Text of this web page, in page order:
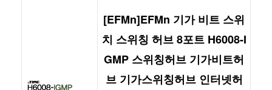
[EFMn]EFMn 기가 비트 스위
치 스위칭 허브 8포트 H6008-I
GMP 스위칭허브 기가비트허
브 기가스위칭허브 인터넷허